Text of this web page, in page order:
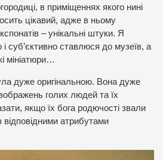
в приміщеннях якого нині
цікавий, адже в ньому
– унікальні штуки. Я
і суб’єктивно ставлюся до музеїв, а
мініатюри…
дуже оригінальною. Вона дуже
голих людей та їх
якщо їх бога родючості звали
відповідними атрибутами